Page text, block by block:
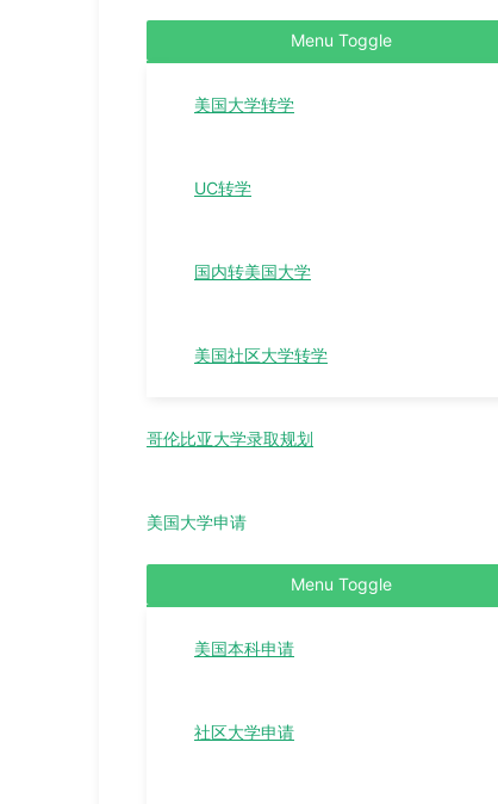
Menu Toggle
美国大学转学
UC转学
国内转美国大学
美国社区大学转学
哥伦比亚大学录取规划
美国大学申请
Menu Toggle
美国本科申请
社区大学申请